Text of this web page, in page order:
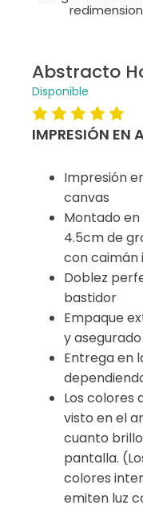
Abstracto
Disponible
IMPRESIÓN EN
Impresión
canvas
Montado
4.5cm de
con caimán
Doblez
bastidor
Empaque
y
Entrega en
Los colores
visto en el
cuanto
pantalla.
colores
emiten luz